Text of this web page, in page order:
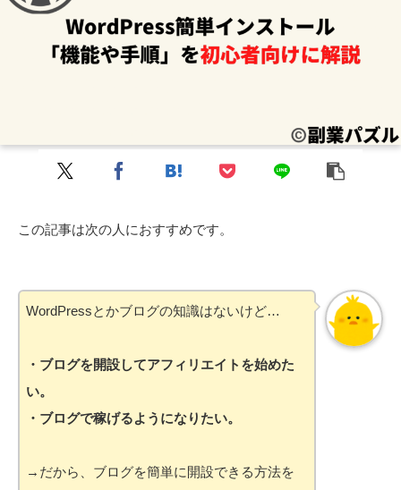
この記事は次の人におすすめです。
WordPressとかブログの知識はないけど…
・ブログを開設してアフィリエイトを始めた
い。
・ブログで稼げるようになりたい。
→だから、ブログを簡単に開設できる方法を